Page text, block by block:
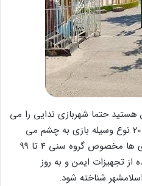
حتما شهربازی ندایی را می
شناسید. در این شهربازی بیش از 20 نوع وسیله بازی به چشم می
خورد. بر اساس مدیریت، این بازی ها مخصوص گروه سنی 4 تا 99
از تجهیزات ایمن و به روز
شناخته شود.